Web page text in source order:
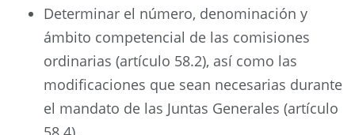
Determinar el número, denominación y
ámbito competencial de las comisiones
ordinarias (artículo 58.2), así como las
modificaciones que sean necesarias durante
el mandato de las Juntas Generales (artículo